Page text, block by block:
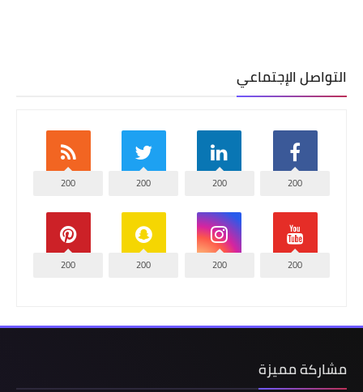
التواصل الإجتماعي
200
200
200
200
200
200
200
200
مشاركة مميزة